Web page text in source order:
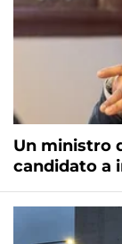
Un ministro
candidato a